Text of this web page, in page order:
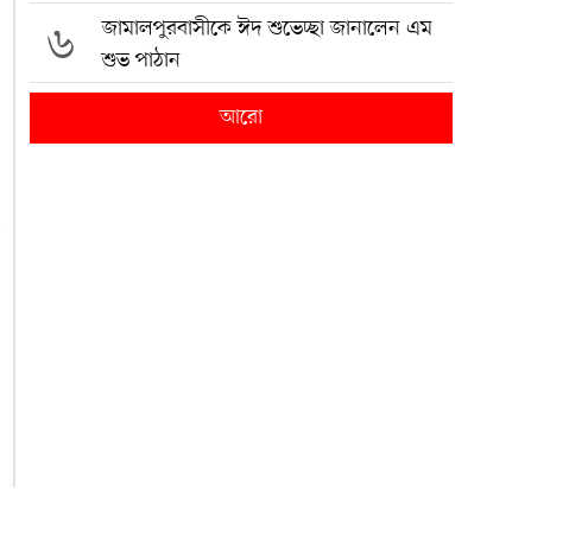
৬
জামালপুরবাসীকে ঈদ শুভেচ্ছা জানালেন এম
শুভ পাঠান
আরো